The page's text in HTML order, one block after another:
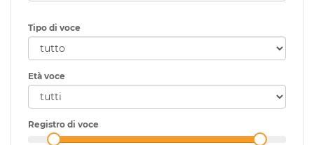
Tipo di voce
Età voce
Registro di voce